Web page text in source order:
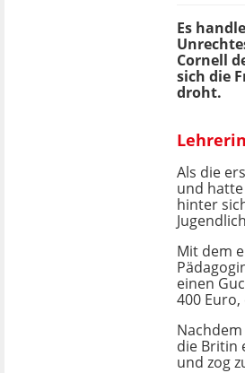
Es
Cornell
sich die
droht.
Als die
und
hinter
Mit dem
einen
400
die Britin
und zog